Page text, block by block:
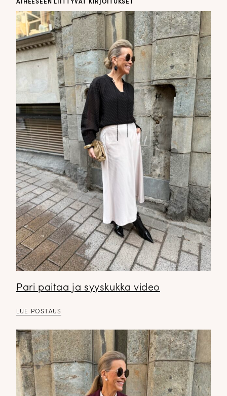
AIHEESEEN LIITTYVÄT KIRJOITUKSET
Pari paitaa ja syyskukka video
LUE POSTAUS
DOPP tyylikirje!
Tilaa tyylikirje ja inspiroidu ajattomasta tyylistä sekä uusista
näkökulmista pukeutumiseen — arkeen ja juhlaan. Uutiset,
uutuudet ja ajattomat ideat saapuvat suoraan sähköpostiisi!
Tilaa tyylikirje